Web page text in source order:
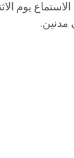
يوم
مدنين.